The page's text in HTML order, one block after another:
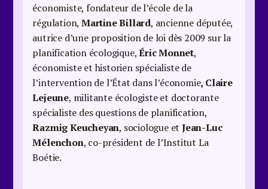
économiste, fondateur de l’école de la
régulation,Martine Billard, ancienne députée,
autrice d’une proposition de loi dès 2009 sur la
planification écologique,Éric Monnet,
économiste et historien spécialiste de
l’intervention de l’État dans l’économie, Claire
Lejeune, militante écologiste et doctorante
spécialiste des questions de planification,
Razmig Keucheyan, sociologue etJean-Luc
Mélenchon, co-président de l’Institut La
Boétie.